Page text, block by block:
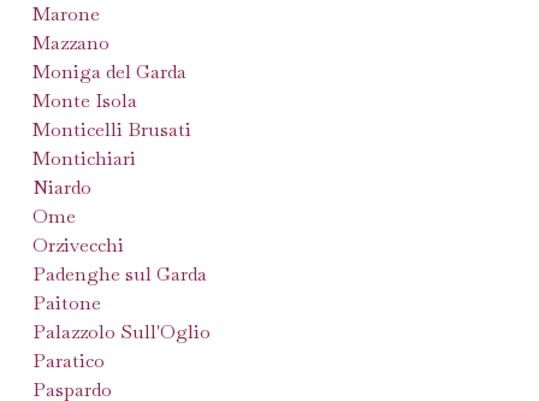
Marone
Mazzano
Moniga del Garda
Monte Isola
Monticelli Brusati
Montichiari
Niardo
Ome
Orzivecchi
Padenghe sul Garda
Paitone
Palazzolo Sull'Oglio
Paratico
Paspardo